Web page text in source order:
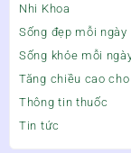
Nhi Khoa
Sống đẹp mỗi ngày
Sống khỏe mỗi
Tăng chiều cao
Thông tin thuốc
Tin tức